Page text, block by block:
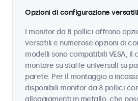
Opzioni di configurazione versatili
I monitor da 8 pollici offrono
versatili e numerose opzioni di
modelli sono compatibili VESA, il
montare su staffe universali su
parete. Per il montaggio a
disponibili monitor da 8 pollici
alloggiamenti in metallo, che